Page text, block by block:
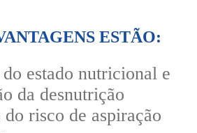
ESTÃO:
estado nutricional e
da desnutrição
do risco de aspiração